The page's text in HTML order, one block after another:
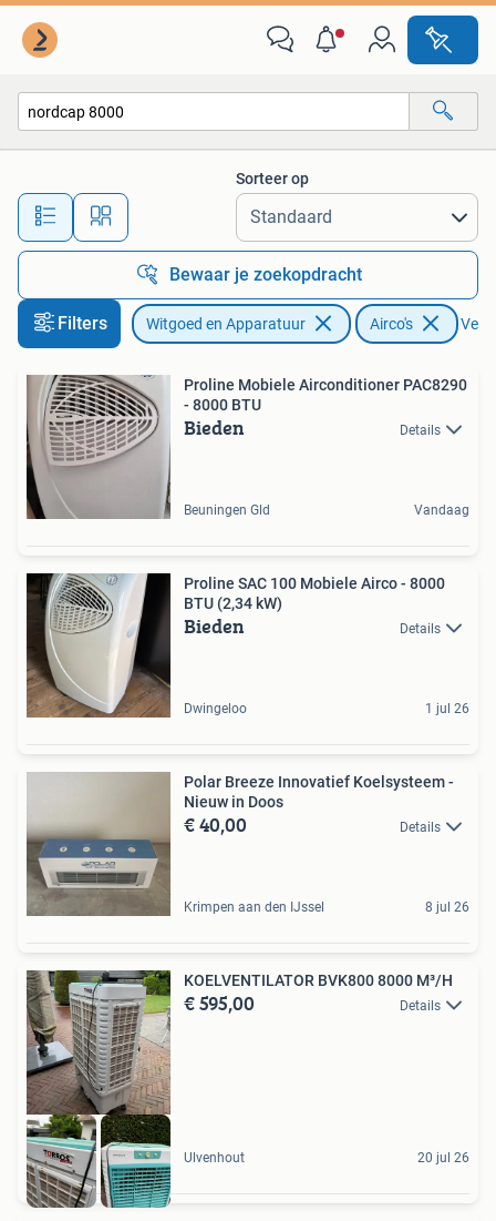
Alle afstanden…
Sorteer op
Bewaar je zoekopdracht
Filters Witgoed en Apparatuur Airco's
Proline Mobiele Airconditioner PAC8290
- 8000 BTU
Bieden Details
Beuningen Gld Vandaag
Proline SAC 100 Mobiele Airco - 8000
BTU (2,34 kW)
Bieden Details
Dwingeloo 1 jul 26
Polar Breeze Innovatief Koelsysteem -
Nieuw in Doos
€ 40,00 Details
Krimpen aan den IJssel 8 jul 26
KOELVENTILATOR BVK800 8000 M³/H
€ 595,00 Details
Ulvenhout 20 jul 26